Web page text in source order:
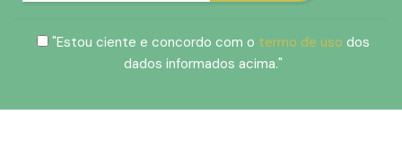
"Estou ciente e concordo com o termo de uso dos
dados informados acima."